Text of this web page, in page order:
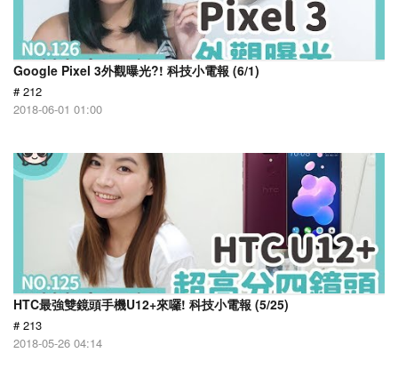
Google Pixel 3外觀曝光?! 科技小電報 (6/1)
# 212
2018-06-01 01:00
HTC最強雙鏡頭手機U12+來囉! 科技小電報 (5/25)
# 213
2018-05-26 04:14